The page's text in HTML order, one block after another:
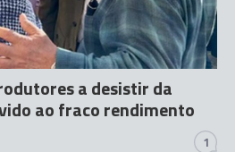
a desistir da
ao fraco rendimento
1